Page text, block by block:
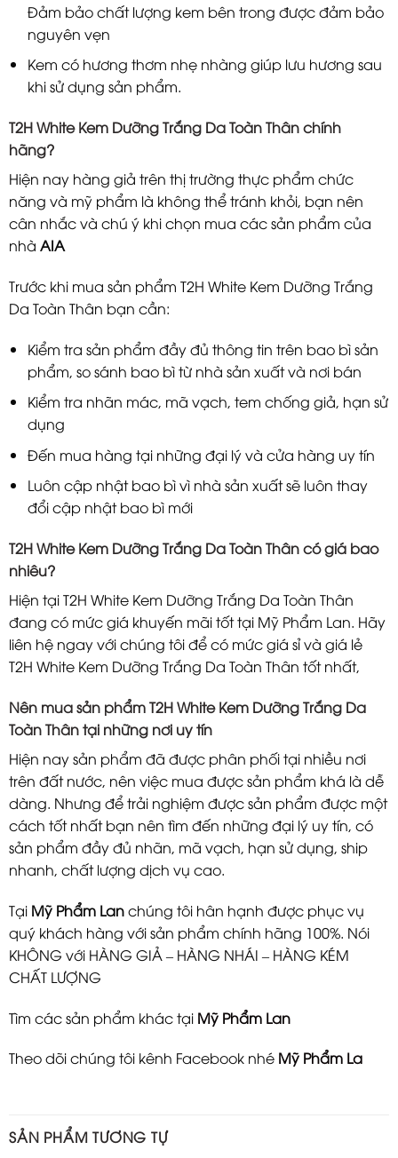
Đảm bảo chất lượng kem bên trong được đảm bảo
nguyên vẹn
Kem có hương thơm nhẹ nhàng giúp lưu hương sau
khi sử dụng sản phẩm.
T2H White Kem Dưỡng Trắng Da Toàn Thân chính
hãng?
Hiện nay hàng giả trên thị trường thực phẩm chức
năng và mỹ phẩm là không thể tránh khỏi, bạn nên
cân nhắc và chú ý khi chọn mua các sản phẩm của
nhà AIA
Trước khi mua sản phẩm T2H White Kem Dưỡng Trắng
Da Toàn Thân bạn cần:
Kiểm tra sản phẩm đầy đủ thông tin trên bao bì sản
phẩm, so sánh bao bì từ nhà sản xuất và nơi bán
Kiểm tra nhãn mác, mã vạch, tem chống giả, hạn sử
dụng
Đến mua hàng tại những đại lý và cửa hàng uy tín
Luôn cập nhật bao bì vì nhà sản xuất sẽ luôn thay
đổi cập nhật bao bì mới
T2H White Kem Dưỡng Trắng Da Toàn Thân có giá bao
nhiêu?
Hiện tại T2H White Kem Dưỡng Trắng Da Toàn Thân
đang có mức giá khuyến mãi tốt tại Mỹ Phẩm Lan. Hãy
liên hệ ngay với chúng tôi để có mức giá sỉ và giá lẻ
T2H White Kem Dưỡng Trắng Da Toàn Thân tốt nhất,
Nên mua sản phẩm T2H White Kem Dưỡng Trắng Da
Toàn Thân tại những nơi uy tín
Hiện nay sản phẩm đã được phân phối tại nhiều nơi
trên đất nước, nên việc mua được sản phẩm khá là dễ
dàng. Nhưng để trải nghiệm được sản phẩm được một
cách tốt nhất bạn nên tìm đến những đại lý uy tín, có
sản phẩm đầy đủ nhãn, mã vạch, hạn sử dụng, ship
nhanh, chất lượng dịch vụ cao.
Tại Mỹ Phẩm Lanchúng tôi hân hạnh được phục vụ
quý khách hàng với sản phẩm chính hãng 100%. Nói
KHÔNG với HÀNG GIẢ – HÀNG NHÁI – HÀNG KÉM
CHẤT LƯỢNG
Tìm các sản phẩm khác tại Mỹ Phẩm Lan
Theo dõi chúng tôi kênh Facebook nhé Mỹ Phẩm La
SẢN PHẨM TƯƠNG TỰ